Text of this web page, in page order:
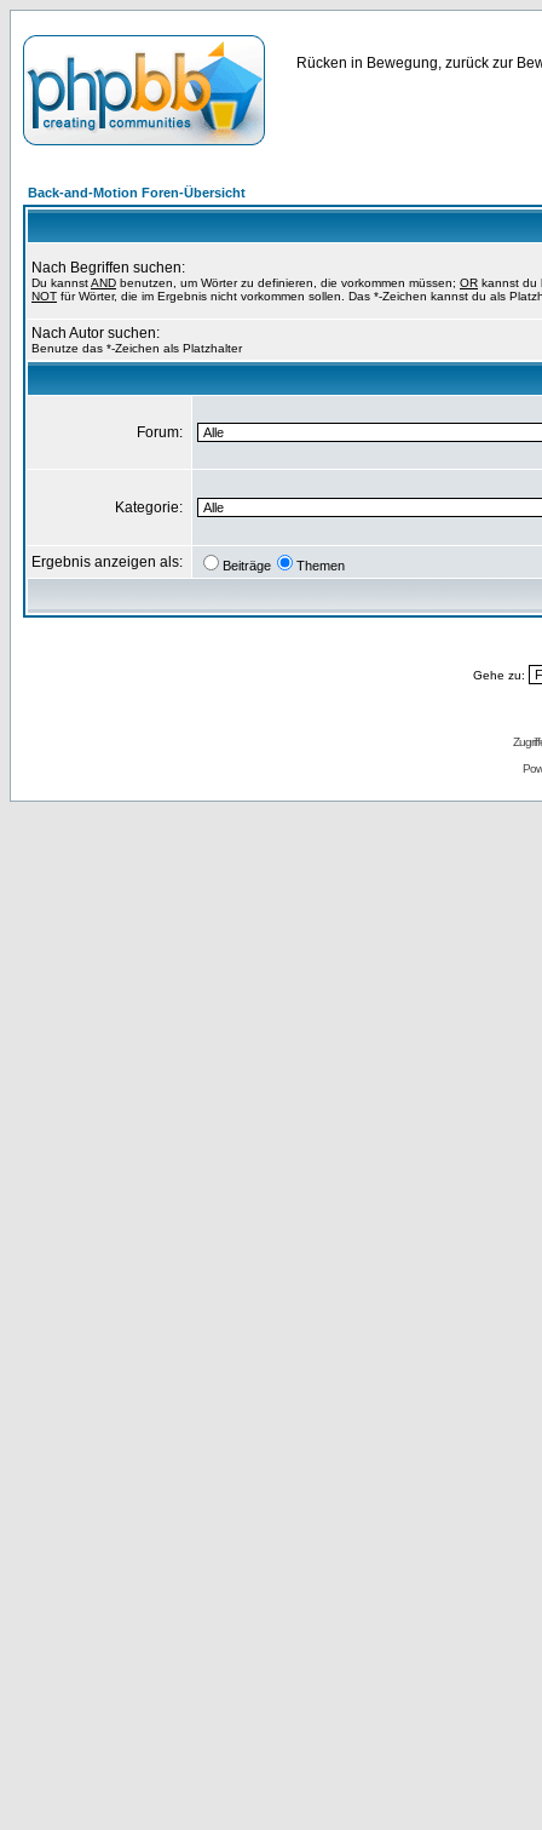
Rücken in Bewegung, zurück zur
Back-and-Motion Foren-Übersicht
Nach Begriffen suchen:
Du kannstAND benutzen, um Wörter zu definieren, die vorkommen müssen; OR kannst du
NOT für Wörter, die im Ergebnis nicht vorkommen sollen. Das *-Zeichen kannst du als
Nach Autor suchen:
Benutze das *-Zeichen als Platzhalter
Forum:
Kategorie:
Ergebnis anzeigen als: Beiträge Themen
Gehe zu: